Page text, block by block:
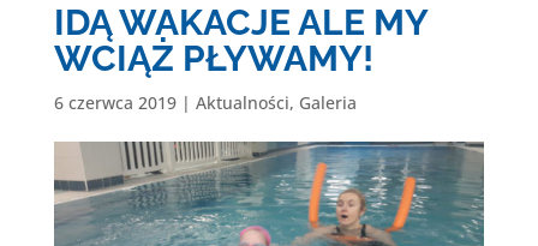
IDĄ WAKACJE ALE MY
WCIĄŻ PŁYWAMY!
6 czerwca 2019| Aktualności, Galeria